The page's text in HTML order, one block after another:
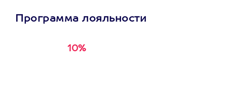
Программа лояльности
10%